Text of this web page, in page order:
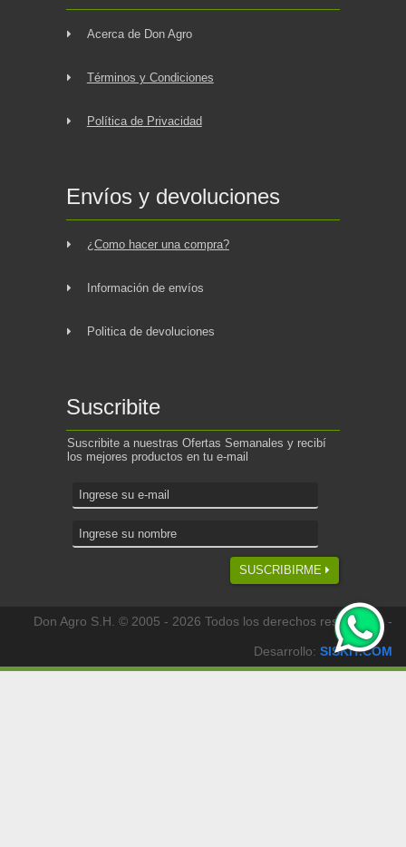
Acerca de Don Agro
Términos y Condiciones
Política de Privacidad
Envíos y devoluciones
¿Como hacer una compra?
Información de envíos
Politica de devoluciones
Suscribite
Suscribite a nuestras Ofertas Semanales y recibí
los mejores productos en tu e-mail
SUSCRIBIRME
Don Agro S.H. © 2005 - 2026 Todos los derechos reservados -
Desarrollo: SISKIT.COM